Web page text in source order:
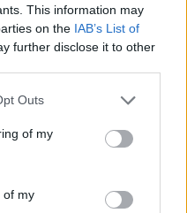
This information may
on the IAB’s List of
further disclose it to other
Outs
of my
of my